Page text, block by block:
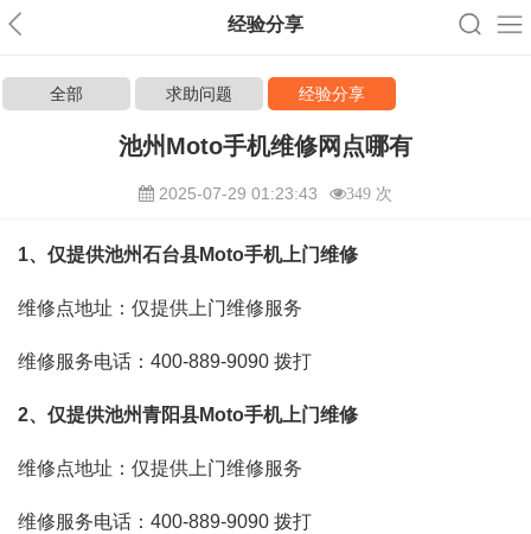
经验分享
全部 求助问题 经验分享
池州Moto手机维修网点哪有
2025-07-29 01:23:43 349 次
1、仅提供池州石台县Moto手机上门维修
维修点地址：仅提供上门维修服务
维修服务电话：400-889-9090 拨打
2、仅提供池州青阳县Moto手机上门维修
维修点地址：仅提供上门维修服务
维修服务电话：400-889-9090 拨打